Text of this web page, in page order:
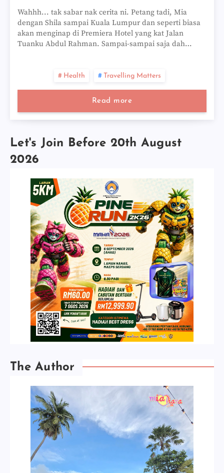
Wahhh... tak sabar nak cerita ni. Petang tadi, Mia
dengan Shila sampai Kuala Lumpur dan seperti biasa
akan menginap di Premiera Hotel yang kat Jalan
Tuanku Abdul Rahman. Sampai-sampai saja dah…
Health Travelling Matters
Read more
Let's Join Before 20th August
2026
The Author